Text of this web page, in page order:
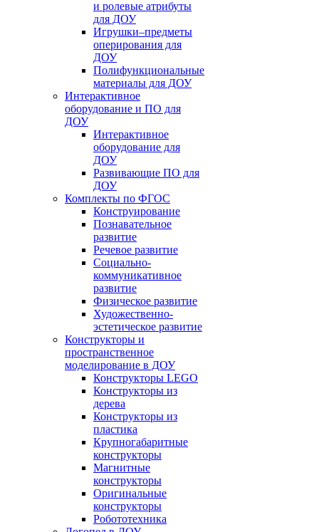
и ролевые атрибуты
для ДОУ
Игрушки–предметы
оперирования для
ДОУ
Полифункциональные
материалы для ДОУ
Интерактивное
оборудование и ПО для
ДОУ
Интерактивное
оборудование для
ДОУ
Развивающие ПО для
ДОУ
Комплекты по ФГОС
Конструирование
Познавательное
развитие
Речевое развитие
Социально-
коммуникативное
развитие
Физическое развитие
Художественно-
эстетическое развитие
Конструкторы и
пространственное
моделирование в ДОУ
Конструкторы LEGO
Конструкторы из
дерева
Конструкторы из
пластика
Крупногабаритные
конструкторы
Магнитные
конструкторы
Оригинальные
конструкторы
Робототехника